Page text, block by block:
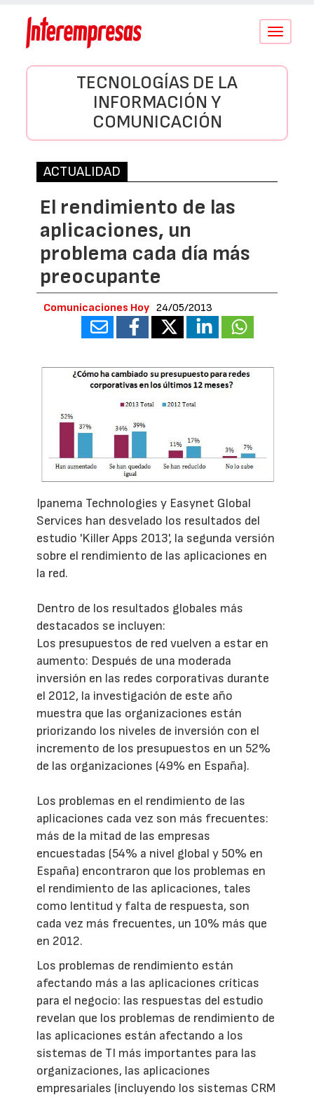
Conmutar
TECNOLOGÍAS DE LA
INFORMACIÓN Y
COMUNICACIÓN
ACTUALIDAD
El rendimiento de las
aplicaciones, un
problema cada día más
preocupante
Comunicaciones Hoy 24/05/2013
Ipanema Technologies y Easynet Global
Services han desvelado los resultados del
estudio 'Killer Apps 2013', la segunda versión
sobre el rendimiento de las aplicaciones en
la red.
Dentro de los resultados globales más
destacados se incluyen:
Los presupuestos de red vuelven a estar en
aumento: Después de una moderada
inversión en las redes corporativas durante
el 2012, la investigación de este año
muestra que las organizaciones están
priorizando los niveles de inversión con el
incremento de los presupuestos en un 52%
de las organizaciones (49% en España).
Los problemas en el rendimiento de las
aplicaciones cada vez son más frecuentes:
más de la mitad de las empresas
encuestadas (54% a nivel global y 50% en
España) encontraron que los problemas en
el rendimiento de las aplicaciones, tales
como lentitud y falta de respuesta, son
cada vez más frecuentes, un 10% más que
en 2012.
Los problemas de rendimiento están
afectando más a las aplicaciones críticas
para el negocio: las respuestas del estudio
revelan que los problemas de rendimiento de
las aplicaciones están afectando a los
sistemas de TI más importantes para las
organizaciones, las aplicaciones
empresariales (incluyendo los sistemas CRM